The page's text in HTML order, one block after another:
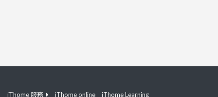
iThome 服務 iThome online iThome Learning